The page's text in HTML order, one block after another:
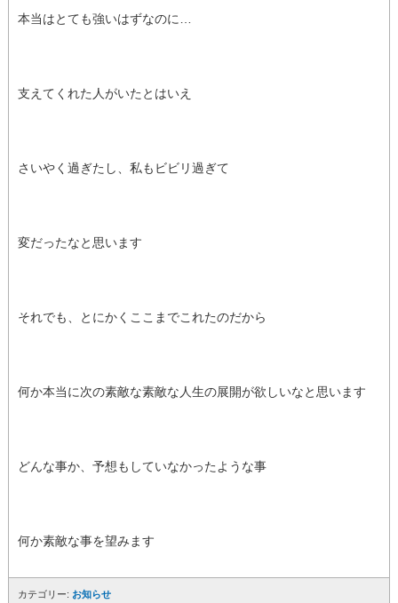
本当はとても強いはずなのに…
支えてくれた人がいたとはいえ
さいやく過ぎたし、私もビビリ過ぎて
変だったなと思います
それでも、とにかくここまでこれたのだから
何か本当に次の素敵な素敵な人生の展開が欲しいなと思います
どんな事か、予想もしていなかったような事
何か素敵な事を望みます
カテゴリー: お知らせ